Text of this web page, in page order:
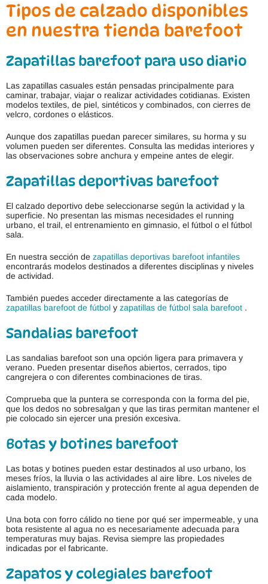
Tipos de calzado disponibles
en nuestra tienda barefoot
Zapatillas barefoot para uso diario
Las zapatillas casuales están pensadas principalmente para
caminar, trabajar, viajar o realizar actividades cotidianas. Existen
modelos textiles, de piel, sintéticos y combinados, con cierres de
velcro, cordones o elásticos.
Aunque dos zapatillas puedan parecer similares, su horma y su
volumen pueden ser diferentes. Consulta las medidas interiores y
las observaciones sobre anchura y empeine antes de elegir.
Zapatillas deportivas barefoot
El calzado deportivo debe seleccionarse según la actividad y la
superficie. No presentan las mismas necesidades el running
urbano, el trail, el entrenamiento en gimnasio, el fútbol o el fútbol
sala.
En nuestra sección de zapatillas deportivas barefoot infantiles
encontrarás modelos destinados a diferentes disciplinas y niveles
de actividad.
También puedes acceder directamente a las categorías de
zapatillas barefoot de fútbol y zapatillas de fútbol sala barefoot .
Sandalias barefoot
Las sandalias barefoot son una opción ligera para primavera y
verano. Pueden presentar diseños abiertos, cerrados, tipo
cangrejera o con diferentes combinaciones de tiras.
Comprueba que la puntera se corresponda con la forma del pie,
que los dedos no sobresalgan y que las tiras permitan mantener el
pie colocado sin ejercer una presión excesiva.
Botas y botines barefoot
Las botas y botines pueden estar destinados al uso urbano, los
meses fríos, la lluvia o las actividades al aire libre. Los niveles de
aislamiento, transpiración y protección frente al agua dependen de
cada modelo.
Una bota con forro cálido no tiene por qué ser impermeable, y una
bota resistente al agua no es necesariamente adecuada para
temperaturas muy bajas. Revisa siempre las propiedades
indicadas por el fabricante.
Zapatos y colegiales barefoot